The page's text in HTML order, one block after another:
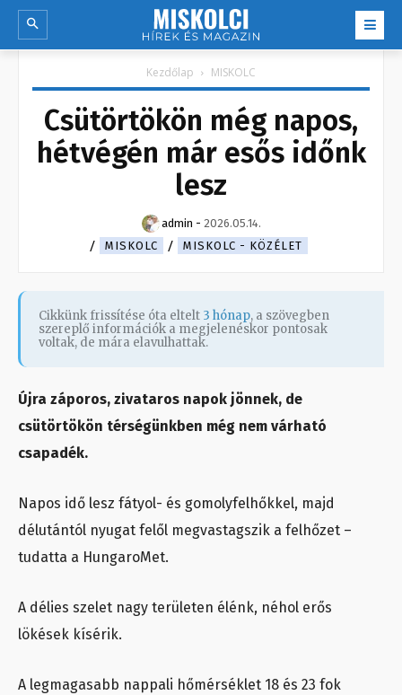
Kezdőlap MISKOLC
Csütörtökön még napos,
hétvégén már esős időnk
lesz
admin - 2026.05.14.
MISKOLC
MISKOLC - KÖZÉLET
Cikkünk frissítése óta eltelt 3 hónap, a szövegben
szereplő információk a megjelenéskor pontosak
voltak, de mára elavulhattak.
Újra záporos, zivataros napok jönnek, de
csütörtökön térségünkben még nem várható
csapadék.
Napos idő lesz fátyol- és gomolyfelhőkkel, majd
délutántól nyugat felől megvastagszik a felhőzet –
tudatta a HungaroMet.
A délies szelet nagy területen élénk, néhol erős
lökések kísérik.
A legmagasabb nappali hőmérséklet 18 és 23 fok